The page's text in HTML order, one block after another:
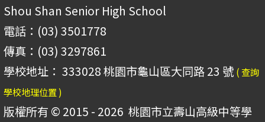
Shou Shan Senior High School
電話：(03) 3501778
傳真：(03) 3297861
學校地址： 333028 桃園市龜山區大同路 23 號 ( 查詢
學校地理位置 )
版權所有 © 2015 - 2026 桃園市立壽山高級中等學